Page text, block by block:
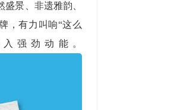
景、非遗雅韵、
，有力叫响“这么
强劲动能。